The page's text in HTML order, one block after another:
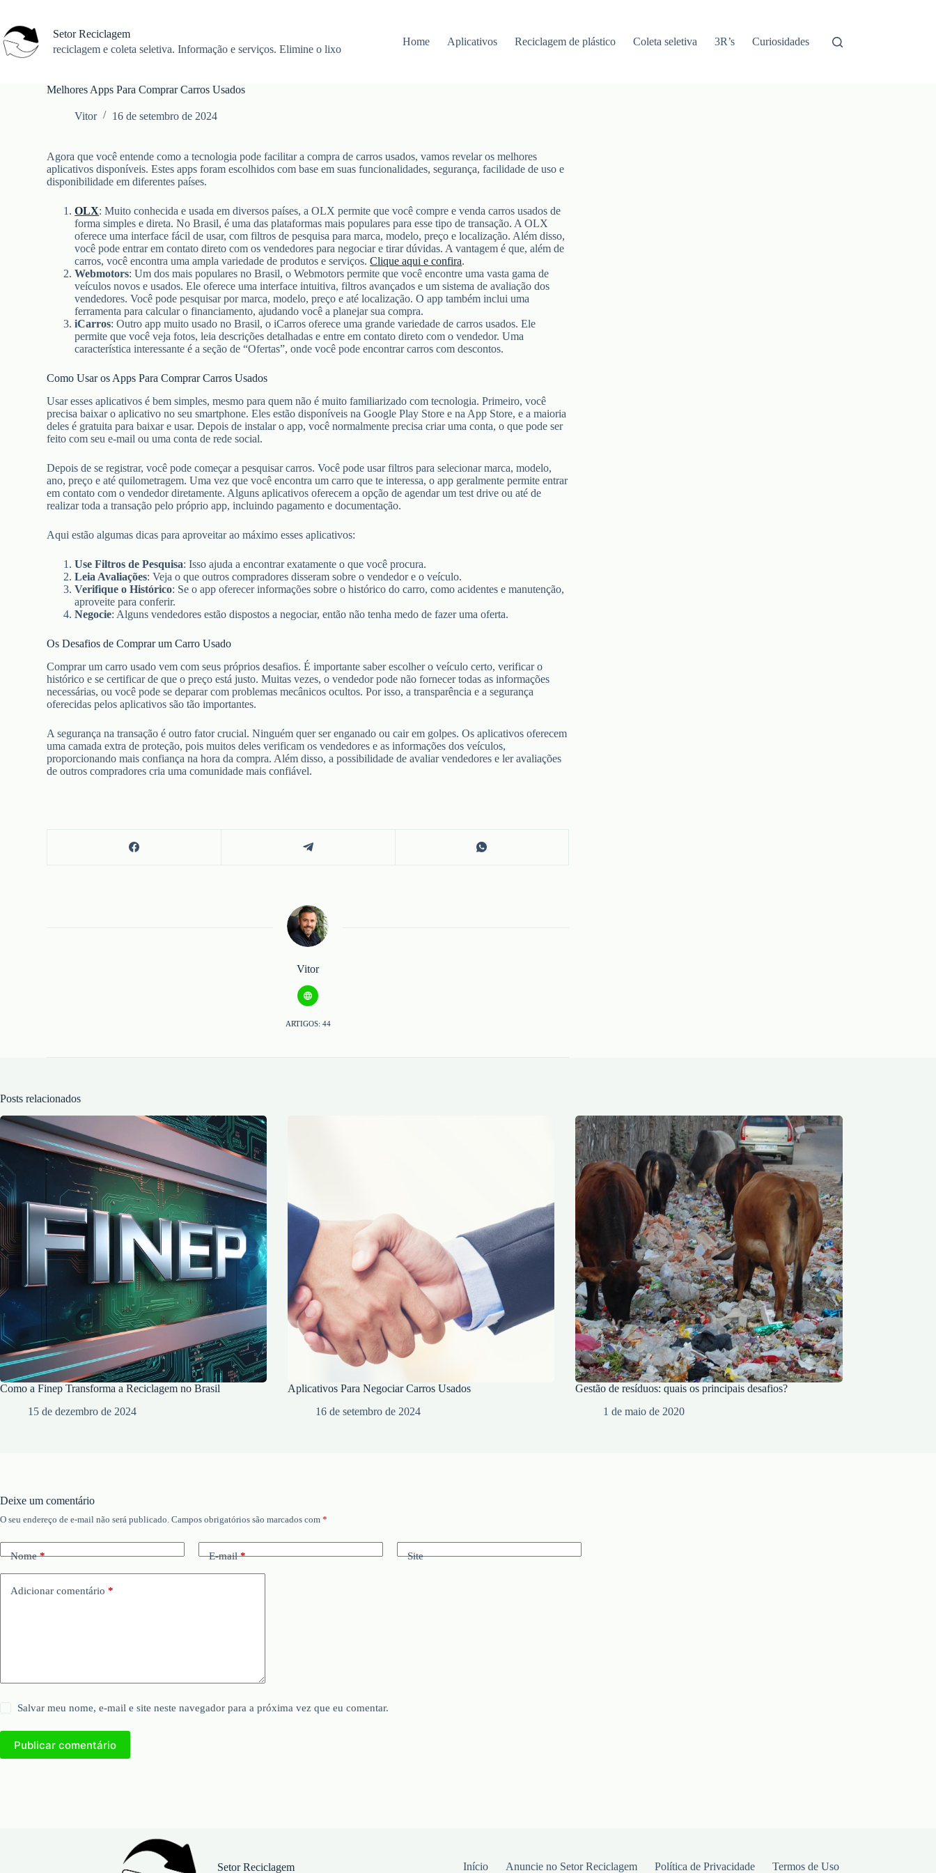
conteúdo
Setor Reciclagem
reciclagem e coleta seletiva. Informação e serviços. Elimine o lixo
Home Aplicativos Reciclagem de plástico Coleta seletiva 3R’s Curiosidades
Melhores Apps Para Comprar Carros Usados
Vitor 16 de setembro de 2024
Agora que você entende como a tecnologia pode facilitar a compra de carros usados, vamos revelar os melhores
aplicativos disponíveis. Estes apps foram escolhidos com base em suas funcionalidades, segurança, facilidade de uso e
disponibilidade em diferentes países.
OLX: Muito conhecida e usada em diversos países, a OLX permite que você compre e venda carros usados de
forma simples e direta. No Brasil, é uma das plataformas mais populares para esse tipo de transação. A OLX
oferece uma interface fácil de usar, com filtros de pesquisa para marca, modelo, preço e localização. Além disso,
você pode entrar em contato direto com os vendedores para negociar e tirar dúvidas. A vantagem é que, além de
carros, você encontra uma ampla variedade de produtos e serviços.Clique aqui e confira.
Webmotors: Um dos mais populares no Brasil, o Webmotors permite que você encontre uma vasta gama de
veículos novos e usados. Ele oferece uma interface intuitiva, filtros avançados e um sistema de avaliação dos
vendedores. Você pode pesquisar por marca, modelo, preço e até localização. O app também inclui uma
ferramenta para calcular o financiamento, ajudando você a planejar sua compra.
iCarros: Outro app muito usado no Brasil, o iCarros oferece uma grande variedade de carros usados. Ele
permite que você veja fotos, leia descrições detalhadas e entre em contato direto com o vendedor. Uma
característica interessante é a seção de “Ofertas”, onde você pode encontrar carros com descontos.
Como Usar os Apps Para Comprar Carros Usados
Usar esses aplicativos é bem simples, mesmo para quem não é muito familiarizado com tecnologia. Primeiro, você
precisa baixar o aplicativo no seu smartphone. Eles estão disponíveis na Google Play Store e na App Store, e a maioria
deles é gratuita para baixar e usar. Depois de instalar o app, você normalmente precisa criar uma conta, o que pode ser
feito com seu e-mail ou uma conta de rede social.
Depois de se registrar, você pode começar a pesquisar carros. Você pode usar filtros para selecionar marca, modelo,
ano, preço e até quilometragem. Uma vez que você encontra um carro que te interessa, o app geralmente permite entrar
em contato com o vendedor diretamente. Alguns aplicativos oferecem a opção de agendar um test drive ou até de
realizar toda a transação pelo próprio app, incluindo pagamento e documentação.
Aqui estão algumas dicas para aproveitar ao máximo esses aplicativos:
Use Filtros de Pesquisa: Isso ajuda a encontrar exatamente o que você procura.
Leia Avaliações: Veja o que outros compradores disseram sobre o vendedor e o veículo.
Verifique o Histórico: Se o app oferecer informações sobre o histórico do carro, como acidentes e manutenção,
aproveite para conferir.
Negocie: Alguns vendedores estão dispostos a negociar, então não tenha medo de fazer uma oferta.
Os Desafios de Comprar um Carro Usado
Comprar um carro usado vem com seus próprios desafios. É importante saber escolher o veículo certo, verificar o
histórico e se certificar de que o preço está justo. Muitas vezes, o vendedor pode não fornecer todas as informações
necessárias, ou você pode se deparar com problemas mecânicos ocultos. Por isso, a transparência e a segurança
oferecidas pelos aplicativos são tão importantes.
A segurança na transação é outro fator crucial. Ninguém quer ser enganado ou cair em golpes. Os aplicativos oferecem
uma camada extra de proteção, pois muitos deles verificam os vendedores e as informações dos veículos,
proporcionando mais confiança na hora da compra. Além disso, a possibilidade de avaliar vendedores e ler avaliações
de outros compradores cria uma comunidade mais confiável.
Vitor
ARTIGOS: 44
Posts relacionados
Como a Finep Transforma a Reciclagem no Brasil
15 de dezembro de 2024
Aplicativos Para Negociar Carros Usados
16 de setembro de 2024
Gestão de resíduos: quais os principais desafios?
1 de maio de 2020
Deixe um comentário
O seu endereço de e-mail não será publicado. Campos obrigatórios são marcados com *
Nome* E-mail* Site
Adicionar comentário *
Salvar meu nome, e-mail e site neste navegador para a próxima vez que eu comentar.
Publicar comentário
Setor Reciclagem Início Anuncie no Setor Reciclagem Política de Privacidade
Termos de Uso